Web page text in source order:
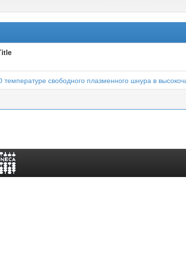
температуре свободного плазменного шнура в